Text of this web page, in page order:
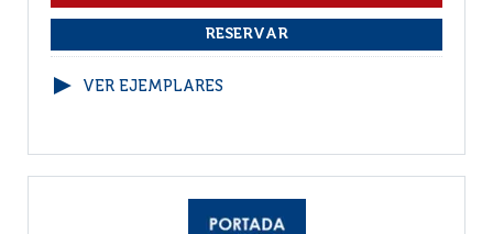
VER EJEMPLARES